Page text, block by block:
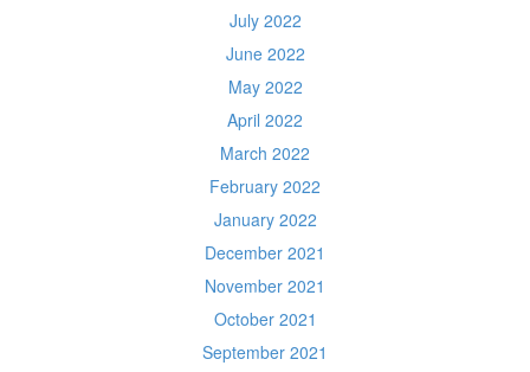
July 2022
June 2022
May 2022
April 2022
March 2022
February 2022
January 2022
December 2021
November 2021
October 2021
September 2021